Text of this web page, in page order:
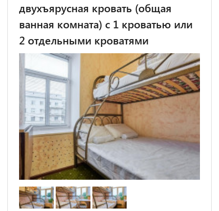
двухъярусная кровать (общая
ванная комната) с 1 кроватью или
2 отдельными кроватями